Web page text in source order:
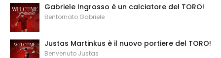
Gabriele Ingrosso è un calciatore del TORO!
Bentornato Gabriele
Justas Martinkus è il nuovo portiere del TORO!
Benvenuto Justas